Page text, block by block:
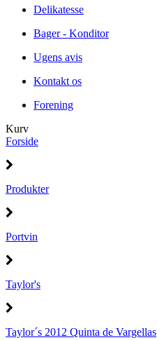
Delikatesse
Bager - Konditor
Ugens avis
Kontakt os
Forening
Kurv
Forside
Produkter
Portvin
Taylor's
Taylor´s 2012 Quinta de Vargellas